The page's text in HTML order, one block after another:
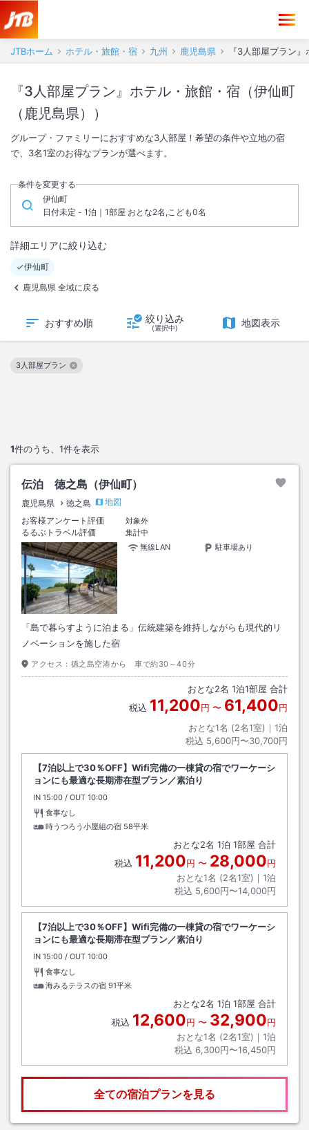
JTBホーム ホテル・旅館・宿 九州 鹿児島県 『3人部屋プラン
『3人部屋プラン』ホテル・旅館・宿（伊仙町
（鹿児島県））
グループ・ファミリーにおすすめな3人部屋！希望の条件や立地の宿
で、3名1室のお得なプランが選べます。
条件を変更する
伊仙町
日付未定 - 1泊｜1部屋 おとな2名,こども0名
詳細エリアに絞り込む
伊仙町
鹿児島県 全域に戻る
おすすめ順 絞り込み
(選択中) 地図表示
1件のうち、 1件を表示
3人部屋プラン
この絞り込み条件を解除
伝泊 徳之島（伊仙町）
鹿児島県 徳之島
地図
お客様アンケート評価
対象外
るるぶトラベル評価
集計中
無線LAN
駐車場あり
「島で暮らすように泊まる」伝統建築を維持しながらも現代的リ
ノベーションを施した宿
アクセス： 徳之島空港から 車で約30～40分
おとな2名 1泊1部屋 合計
税込 11,200円 〜 61,400円
おとな1名 (2名1室)｜ 1泊
税込 5,600円〜30,700円
【7泊以上で30％OFF】Wifi完備の一棟貸の宿でワーケーシ
ョンにも最適な長期滞在型プラン／素泊り
IN チェックイン
15:00 / OUT チェックアウト
10:00
食事なし
時うつろう小屋組の宿 58平米
おとな2名 1泊 1部屋 合計
税込 11,200円 〜 28,000円
おとな1名 (2名1室)｜ 1泊
税込 5,600円〜14,000円
【7泊以上で30％OFF】Wifi完備の一棟貸の宿でワーケーシ
ョンにも最適な長期滞在型プラン／素泊り
IN チェックイン
15:00 / OUT チェックアウト
10:00
食事なし
海みるテラスの宿 91平米
おとな2名 1泊 1部屋 合計
税込 12,600円 〜 32,900円
おとな1名 (2名1室)｜ 1泊
税込 6,300円〜16,450円
全ての宿泊プランを見る